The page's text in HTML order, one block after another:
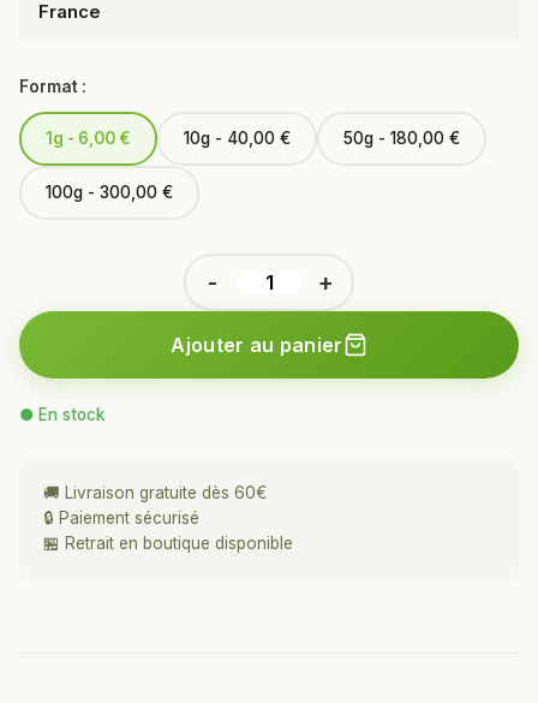
France
Format :
1g - 6,00 € 10g - 40,00 € 50g - 180,00 €
100g - 300,00 €
- +
Ajouter au panier
● En stock
🚚 Livraison gratuite dès 60€
🔒 Paiement sécurisé
🏪 Retrait en boutique disponible